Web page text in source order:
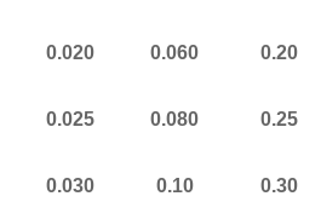
0.020 0.060 0.20
0.025 0.080 0.25
0.030 0.10 0.30